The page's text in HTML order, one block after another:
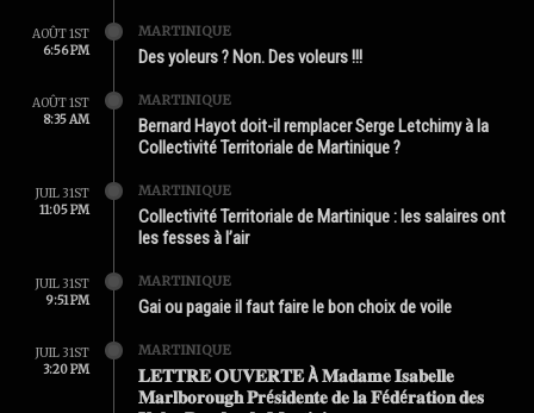
AOÛT 1ST
6:56 PM
MARTINIQUE
Des yoleurs ? Non. Des voleurs !!!
AOÛT 1ST
8:35 AM
MARTINIQUE
Bernard Hayot doit-il remplacer Serge Letchimy à la
Collectivité Territoriale de Martinique ?
JUIL 31ST
11:05 PM
MARTINIQUE
Collectivité Territoriale de Martinique : les salaires ont
les fesses à l’air
JUIL 31ST
9:51 PM
MARTINIQUE
Gai ou pagaie il faut faire le bon choix de voile
JUIL 31ST
3:20 PM
MARTINIQUE
𝐋𝐄𝐓𝐓𝐑𝐄 𝐎𝐔𝐕𝐄𝐑𝐓𝐄 À 𝐌𝐚𝐝𝐚𝐦𝐞 𝐈𝐬𝐚𝐛𝐞𝐥𝐥𝐞
𝐌𝐚𝐫𝐥𝐛𝐨𝐫𝐨𝐮𝐠𝐡 𝐏𝐫é𝐬𝐢𝐝𝐞𝐧𝐭𝐞 𝐝𝐞 𝐥𝐚 𝐅é𝐝é𝐫𝐚𝐭𝐢𝐨𝐧 𝐝𝐞𝐬